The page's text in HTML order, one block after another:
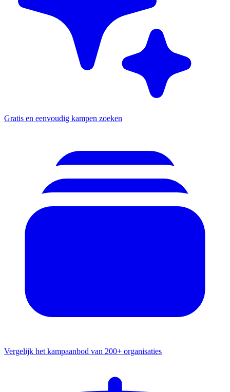
Gratis en eenvoudig kampen zoeken
Vergelijk het kampaanbod van 200+ organisaties